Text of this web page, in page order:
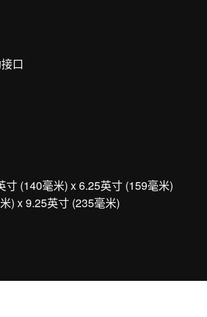
口
(140毫米) x 6.25英寸 (159毫米)
) x 9.25英寸 (235毫米)